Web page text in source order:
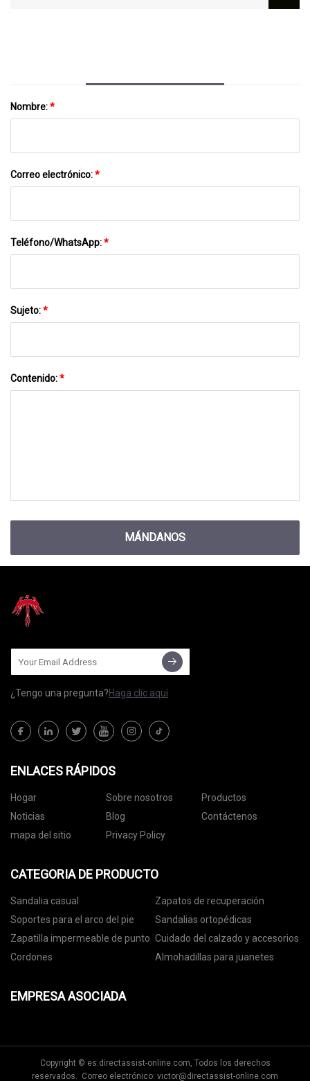
Nombre:*
Correo electrónico:*
Teléfono/WhatsApp:*
Sujeto:*
Contenido:*
MÁNDANOS
¿Tengo una pregunta?Haga clic aquí
ENLACES RÁPIDOS
Hogar Sobre nosotros
Productos
Noticias
Blog
Contáctenos
mapa del sitio
Privacy Policy
CATEGORIA DE PRODUCTO
Sandalia casual
Zapatos de recuperación
Soportes para el arco del pie
Sandalias ortopédicas
Zapatilla impermeable de punto Cuidado del calzado y accesorios
Cordones
Almohadillas para juanetes
EMPRESA ASOCIADA
Copyright © es.directassist-online.com, Todos los derechos
reservados. Correo electrónico: victor@directassist-online.com